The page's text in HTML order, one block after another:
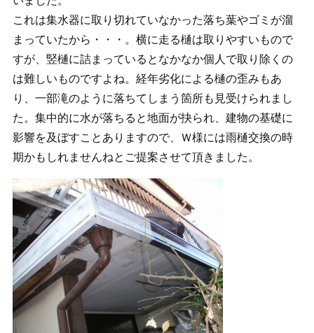
これは集水器に取り切れていなかった落ち葉やゴミが溜
まっていたから・・・。横に走る樋は取りやすいもので
すが、竪樋に詰まっているとなかなか個人で取り除くの
は難しいものですよね。経年劣化による樋の歪みもあ
り、一部滝のように落ちてしまう箇所も見受けられまし
た。集中的に水が落ちると地面が抉られ、建物の基礎に
影響を及ぼすことありますので、Ｗ様には雨樋交換の時
期かもしれませんねとご提案させて頂きました。